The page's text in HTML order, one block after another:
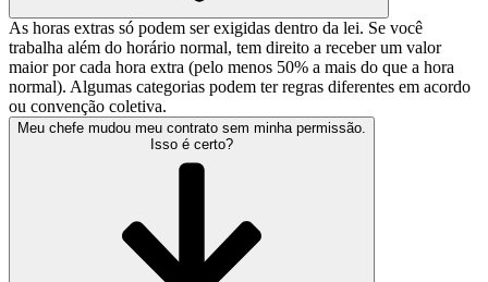
As horas extras só podem ser exigidas dentro da lei. Se você
trabalha além do horário normal, tem direito a receber um valor
maior por cada hora extra (pelo menos 50% a mais do que a hora
normal). Algumas categorias podem ter regras diferentes em acordo
ou convenção coletiva.
Meu chefe mudou meu contrato sem minha permissão.
Isso é certo?